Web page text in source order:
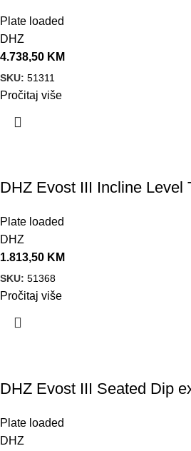
Plate loaded
DHZ
4.738,50 KM
SKU: 51311
Pročitaj više
DHZ Evost III Incline Level
Plate loaded
DHZ
1.813,50 KM
SKU: 51368
Pročitaj više
DHZ Evost III Seated Dip
Plate loaded
DHZ